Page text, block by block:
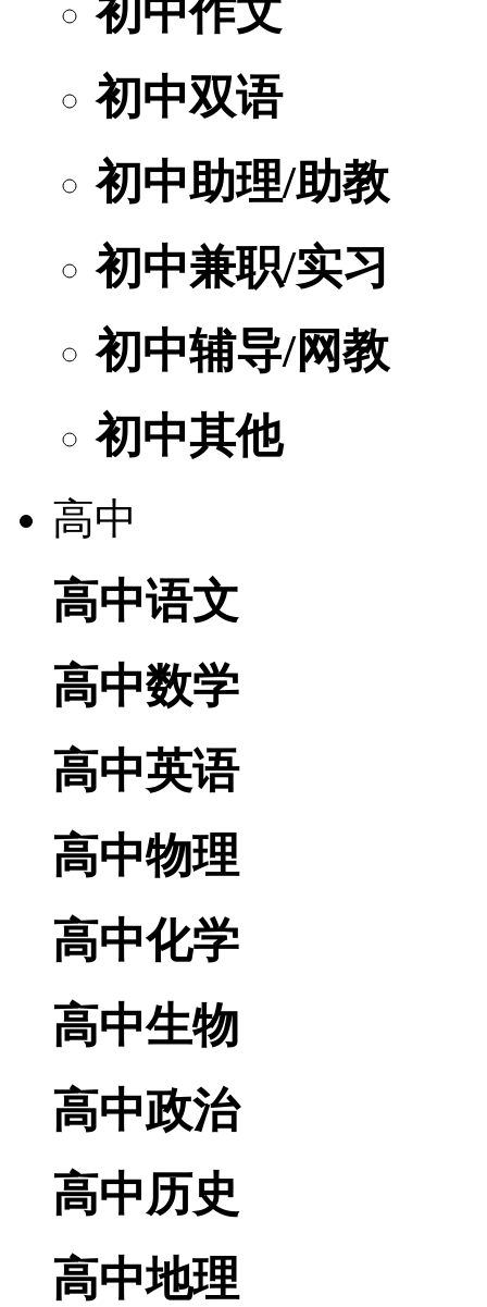
初中作文
初中双语
初中助理/助教
初中兼职/实习
初中辅导/网教
初中其他
高中
高中语文
高中数学
高中英语
高中物理
高中化学
高中生物
高中政治
高中历史
高中地理